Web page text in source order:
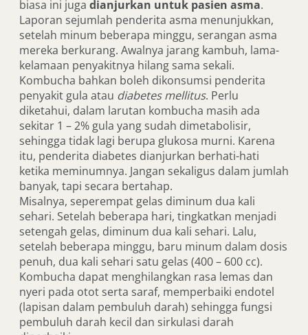
biasa ini juga dianjurkan untuk pasien asma.
Laporan sejumlah penderita asma menunjukkan,
setelah minum beberapa minggu, serangan asma
mereka berkurang. Awalnya jarang kambuh, lama-
kelamaan penyakitnya hilang sama sekali.
Kombucha bahkan boleh dikonsumsi penderita
penyakit gula atau diabetes mellitus. Perlu
diketahui, dalam larutan kombucha masih ada
sekitar 1 – 2% gula yang sudah dimetabolisir,
sehingga tidak lagi berupa glukosa murni. Karena
itu, penderita diabetes dianjurkan berhati-hati
ketika meminumnya. Jangan sekaligus dalam jumlah
banyak, tapi secara bertahap.
Misalnya, seperempat gelas diminum dua kali
sehari. Setelah beberapa hari, tingkatkan menjadi
setengah gelas, diminum dua kali sehari. Lalu,
setelah beberapa minggu, baru minum dalam dosis
penuh, dua kali sehari satu gelas (400 – 600 cc).
Kombucha dapat menghilangkan rasa lemas dan
nyeri pada otot serta saraf, memperbaiki endotel
(lapisan dalam pembuluh darah) sehingga fungsi
pembuluh darah kecil dan sirkulasi darah